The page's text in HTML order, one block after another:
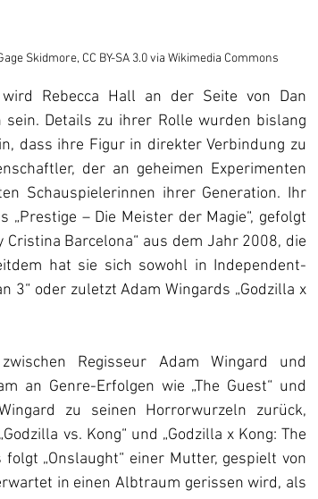
Skidmore, CC BY-SA 3.0 via Wikimedia Commons
wird Rebecca Hall an der Seite von Dan
Details zu ihrer Rolle wurden bislang
dass ihre Figur in direkter Verbindung zu
der an geheimen Experimenten
Schauspielerinnen ihrer Generation. Ihr
– Die Meister der Magie“, gefolgt
Barcelona“ aus dem Jahr 2008, die
hat sie sich sowohl in Independent-
3“ oder zuletzt Adam Wingards „Godzilla x
Regisseur Adam Wingard und
an Genre-Erfolgen wie „The Guest“ und
zu seinen Horrorwurzeln zurück,
vs. Kong“ und „Godzilla x Kong: The
„Onslaught“ einer Mutter, gespielt von
in einen Albtraum gerissen wird, als